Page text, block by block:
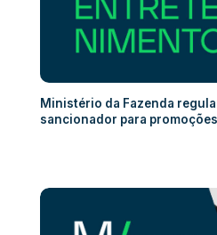
Ministério da Fazenda
sancionador para